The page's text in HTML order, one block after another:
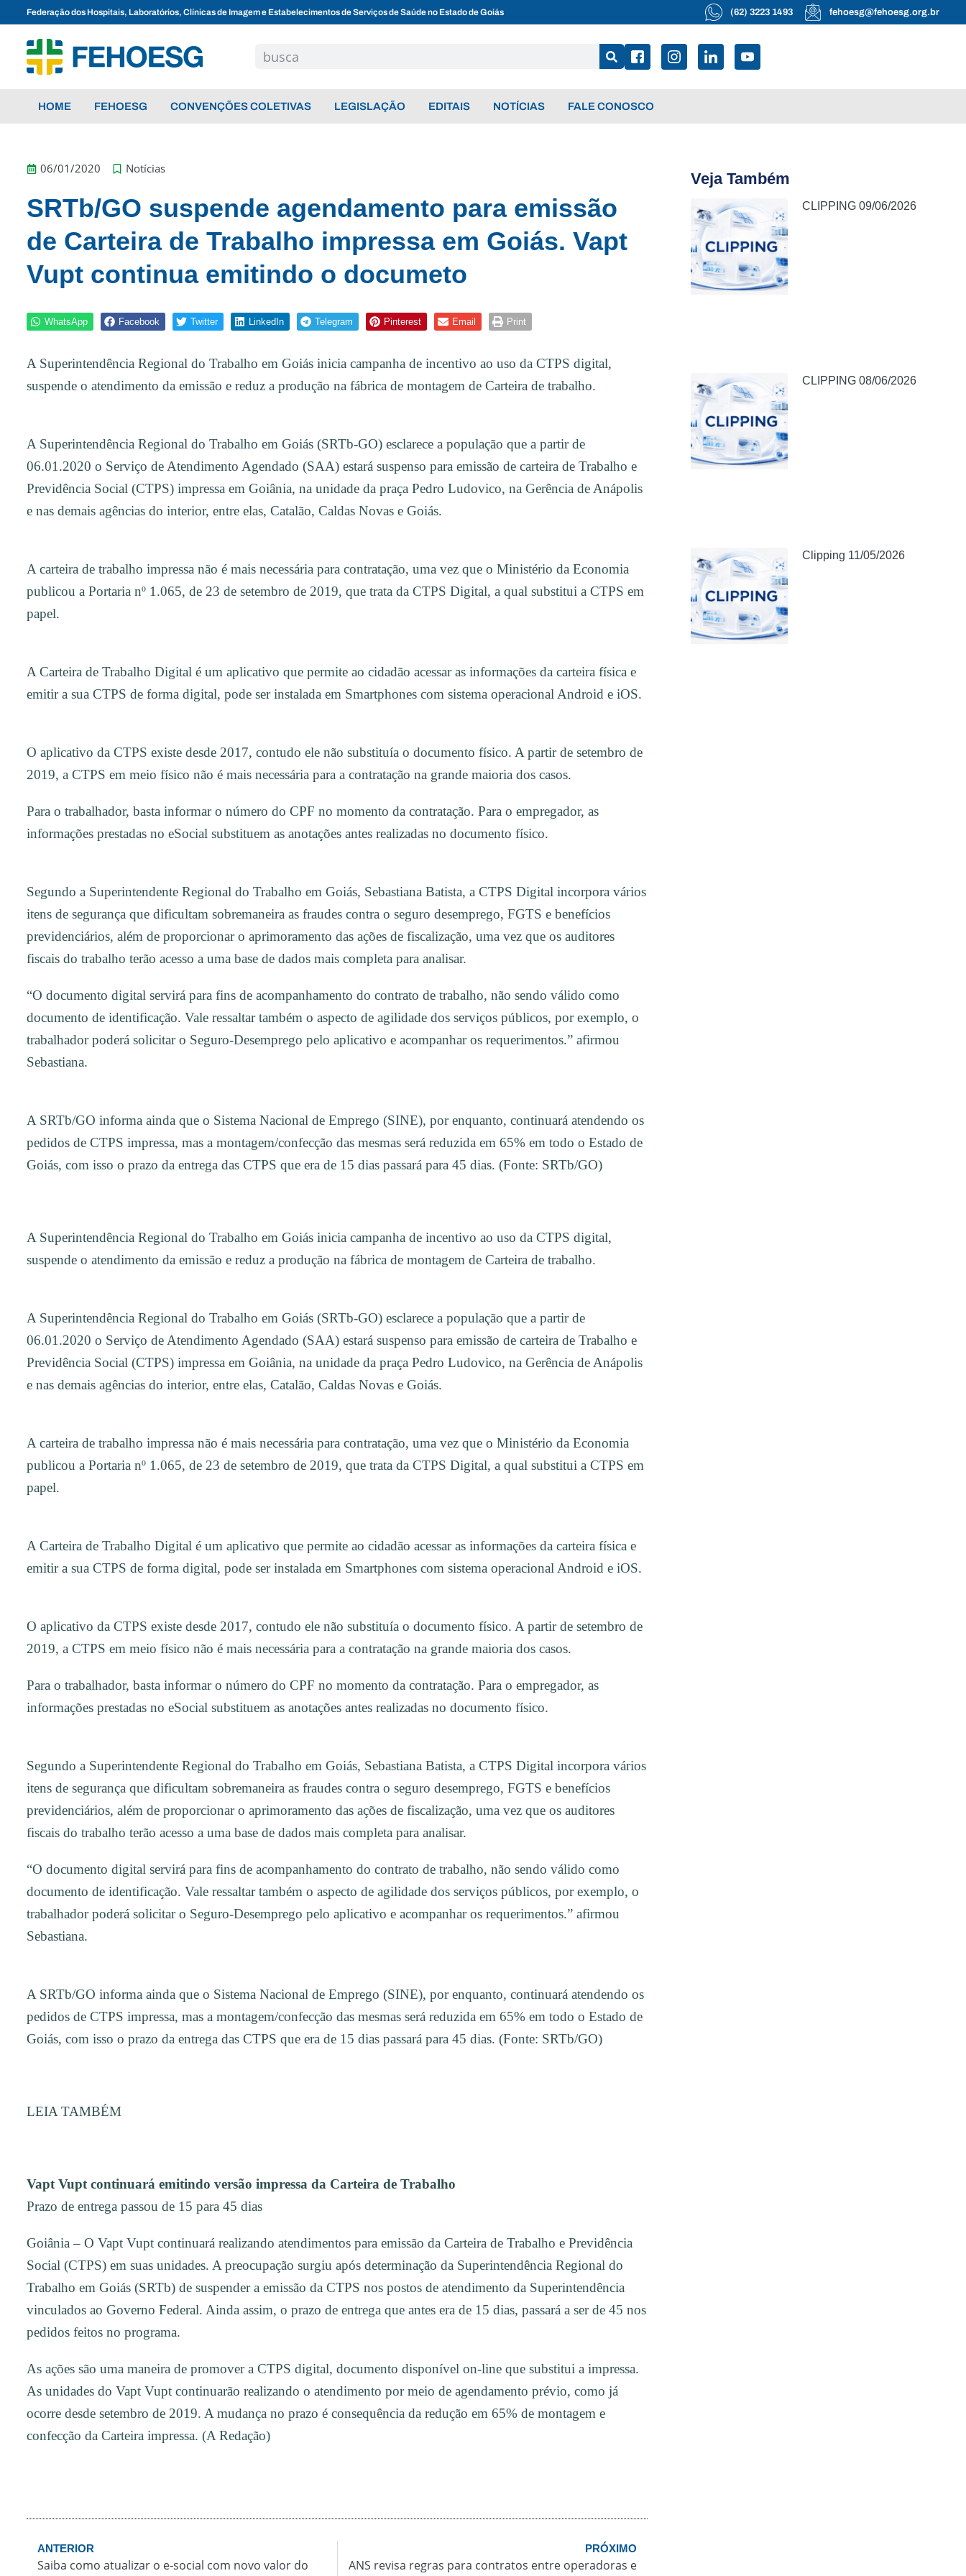
Federação dos Hospitais, Laboratórios, Clínicas de Imagem e Estabelecimentos de Serviços de Saúde no Estado de Goiás (62) 3223 1493 fehoesg@fehoesg.org.br
HOME FEHOESG CONVENÇÕES COLETIVAS LEGISLAÇÃO EDITAIS NOTÍCIAS FALE CONOSCO
06/01/2020 Notícias
SRTb/GO suspende agendamento para emissão
de Carteira de Trabalho impressa em Goiás. Vapt
Vupt continua emitindo o documeto
WhatsApp Facebook Twitter LinkedIn Telegram Pinterest Email Print
A Superintendência Regional do Trabalho em Goiás inicia campanha de incentivo ao uso da CTPS digital,
suspende o atendimento da emissão e reduz a produção na fábrica de montagem de Carteira de trabalho.
A Superintendência Regional do Trabalho em Goiás (SRTb-GO) esclarece a população que a partir de
06.01.2020 o Serviço de Atendimento Agendado (SAA) estará suspenso para emissão de carteira de Trabalho e
Previdência Social (CTPS) impressa em Goiânia, na unidade da praça Pedro Ludovico, na Gerência de Anápolis
e nas demais agências do interior, entre elas, Catalão, Caldas Novas e Goiás.
A carteira de trabalho impressa não é mais necessária para contratação, uma vez que o Ministério da Economia
publicou a Portaria nº 1.065, de 23 de setembro de 2019, que trata da CTPS Digital, a qual substitui a CTPS em
papel.
A Carteira de Trabalho Digital é um aplicativo que permite ao cidadão acessar as informações da carteira física e
emitir a sua CTPS de forma digital, pode ser instalada em Smartphones com sistema operacional Android e iOS.
O aplicativo da CTPS existe desde 2017, contudo ele não substituía o documento físico. A partir de setembro de
2019, a CTPS em meio físico não é mais necessária para a contratação na grande maioria dos casos.
Para o trabalhador, basta informar o número do CPF no momento da contratação. Para o empregador, as
informações prestadas no eSocial substituem as anotações antes realizadas no documento físico.
Segundo a Superintendente Regional do Trabalho em Goiás, Sebastiana Batista, a CTPS Digital incorpora vários
itens de segurança que dificultam sobremaneira as fraudes contra o seguro desemprego, FGTS e benefícios
previdenciários, além de proporcionar o aprimoramento das ações de fiscalização, uma vez que os auditores
fiscais do trabalho terão acesso a uma base de dados mais completa para analisar.
“O documento digital servirá para fins de acompanhamento do contrato de trabalho, não sendo válido como
documento de identificação. Vale ressaltar também o aspecto de agilidade dos serviços públicos, por exemplo, o
trabalhador poderá solicitar o Seguro-Desemprego pelo aplicativo e acompanhar os requerimentos.” afirmou
Sebastiana.
A SRTb/GO informa ainda que o Sistema Nacional de Emprego (SINE), por enquanto, continuará atendendo os
pedidos de CTPS impressa, mas a montagem/confecção das mesmas será reduzida em 65% em todo o Estado de
Goiás, com isso o prazo da entrega das CTPS que era de 15 dias passará para 45 dias. (Fonte: SRTb/GO)
A Superintendência Regional do Trabalho em Goiás inicia campanha de incentivo ao uso da CTPS digital,
suspende o atendimento da emissão e reduz a produção na fábrica de montagem de Carteira de trabalho.
A Superintendência Regional do Trabalho em Goiás (SRTb-GO) esclarece a população que a partir de
06.01.2020 o Serviço de Atendimento Agendado (SAA) estará suspenso para emissão de carteira de Trabalho e
Previdência Social (CTPS) impressa em Goiânia, na unidade da praça Pedro Ludovico, na Gerência de Anápolis
e nas demais agências do interior, entre elas, Catalão, Caldas Novas e Goiás.
A carteira de trabalho impressa não é mais necessária para contratação, uma vez que o Ministério da Economia
publicou a Portaria nº 1.065, de 23 de setembro de 2019, que trata da CTPS Digital, a qual substitui a CTPS em
papel.
A Carteira de Trabalho Digital é um aplicativo que permite ao cidadão acessar as informações da carteira física e
emitir a sua CTPS de forma digital, pode ser instalada em Smartphones com sistema operacional Android e iOS.
O aplicativo da CTPS existe desde 2017, contudo ele não substituía o documento físico. A partir de setembro de
2019, a CTPS em meio físico não é mais necessária para a contratação na grande maioria dos casos.
Para o trabalhador, basta informar o número do CPF no momento da contratação. Para o empregador, as
informações prestadas no eSocial substituem as anotações antes realizadas no documento físico.
Segundo a Superintendente Regional do Trabalho em Goiás, Sebastiana Batista, a CTPS Digital incorpora vários
itens de segurança que dificultam sobremaneira as fraudes contra o seguro desemprego, FGTS e benefícios
previdenciários, além de proporcionar o aprimoramento das ações de fiscalização, uma vez que os auditores
fiscais do trabalho terão acesso a uma base de dados mais completa para analisar.
“O documento digital servirá para fins de acompanhamento do contrato de trabalho, não sendo válido como
documento de identificação. Vale ressaltar também o aspecto de agilidade dos serviços públicos, por exemplo, o
trabalhador poderá solicitar o Seguro-Desemprego pelo aplicativo e acompanhar os requerimentos.” afirmou
Sebastiana.
A SRTb/GO informa ainda que o Sistema Nacional de Emprego (SINE), por enquanto, continuará atendendo os
pedidos de CTPS impressa, mas a montagem/confecção das mesmas será reduzida em 65% em todo o Estado de
Goiás, com isso o prazo da entrega das CTPS que era de 15 dias passará para 45 dias. (Fonte: SRTb/GO)
LEIA TAMBÉM
Vapt Vupt continuará emitindo versão impressa da Carteira de Trabalho
Prazo de entrega passou de 15 para 45 dias
Goiânia – O Vapt Vupt continuará realizando atendimentos para emissão da Carteira de Trabalho e Previdência
Social (CTPS) em suas unidades. A preocupação surgiu após determinação da Superintendência Regional do
Trabalho em Goiás (SRTb) de suspender a emissão da CTPS nos postos de atendimento da Superintendência
vinculados ao Governo Federal. Ainda assim, o prazo de entrega que antes era de 15 dias, passará a ser de 45 nos
pedidos feitos no programa.
As ações são uma maneira de promover a CTPS digital, documento disponível on-line que substitui a impressa.
As unidades do Vapt Vupt continuarão realizando o atendimento por meio de agendamento prévio, como já
ocorre desde setembro de 2019. A mudança no prazo é consequência da redução em 65% de montagem e
confecção da Carteira impressa. (A Redação)
ANTERIOR
Saiba como atualizar o e-social com novo valor do
PRÓXIMO
ANS revisa regras para contratos entre operadoras e
Veja Também
CLIPPING 09/06/2026
CLIPPING 08/06/2026
Clipping 11/05/2026